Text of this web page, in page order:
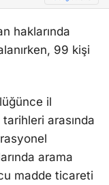
haklarında
99 kişi
il
arasında
arama
madde ticareti